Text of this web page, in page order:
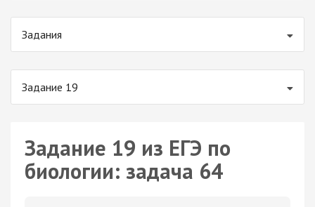
Задания
Задание 19
Задание 19 из ЕГЭ по
биологии: задача 64